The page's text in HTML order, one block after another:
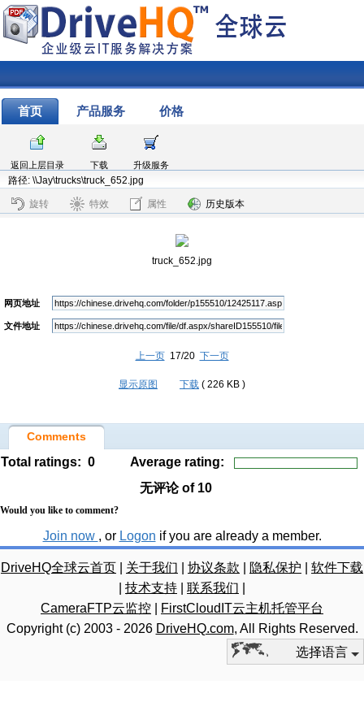
首页 产品服务 价格
返回上层目录 下载
升级服务
路径: \\Jay\trucks\truck_652.jpg
旋转 特效 属性 历史版本
truck_652.jpg
网页地址
文件地址
上一页17/20 下一页
显示原图 下载 ( 226 KB )
Comments
Total ratings: 0
Average rating:
无评论of 10
Would you like to comment?
Join now , or Logon if you are already a member.
DriveHQ全球云首页 关于我们 协议条款 隐私保护
软件下载
技术支持 联系我们
CameraFTP云监控
FirstCloudIT云主机托管平台
Copyright (c) 2003 - 2026 DriveHQ.com, All Rights Reserved.
选择语言